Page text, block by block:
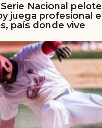
Nacional
juega profesional
país donde vive